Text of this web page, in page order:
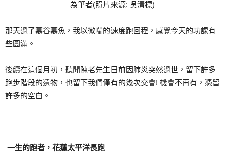
為筆者(照片來源: 吳清標)
那天過了慕谷慕魚，我以微喘的速度跑回程，感覺今天的功課有
些圓滿。
後續在這個月初，聽聞陳老先生日前因肺炎突然過世，留下許多
跑步階段的遺物，也留下我們僅有的幾次交會! 機會不再有，憑留
許多的空白。
一生的跑者，花蓮太平洋長跑